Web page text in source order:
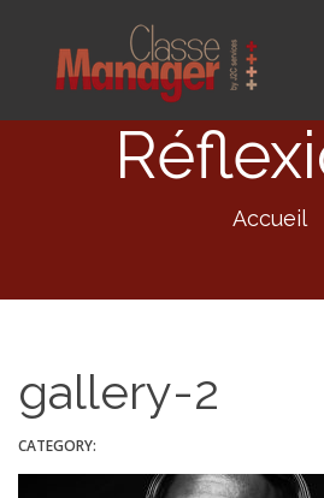
Accueil
gallery-2
CATEGORY: